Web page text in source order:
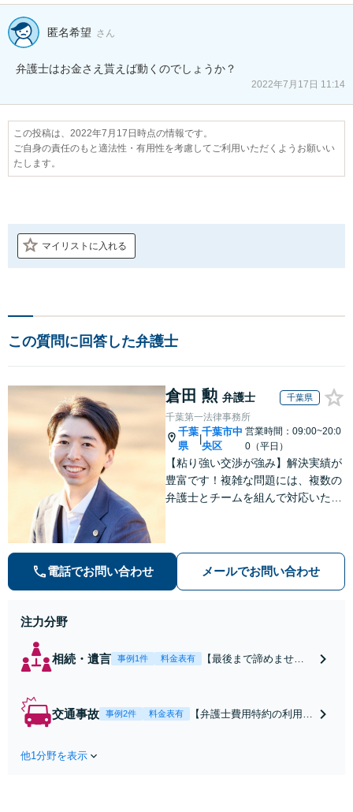
匿名希望 さん
弁護士はお金さえ貰えば動くのでしょうか？
2022年7月17日 11:14
この投稿は、2022年7月17日時点の情報です。
ご自身の責任のもと適法性・有用性を考慮してご利用いただくようお願いい
たします。
マイリストに入れる
この質問に回答した弁護士
倉田 勲 弁護士 千葉県
千葉第一法律事務所
千葉
県
千葉市中
央区
営業時間：09:00~20:0
0（平日）
【粘り強い交渉が強み】解決実績が
豊富です！複雑な問題には、複数の
弁護士とチームを組んで対応いたし
気軽にご相談ください。
電話でお問い合わせ メールでお問い合わせ
注力分野
相続・遺言 事例1件 料金表有
【最後まで諦めませ
合意してしまう前にご
交通事故 事例2件 料金表有
【弁護士費用特約の利用＆
他1分野を表示